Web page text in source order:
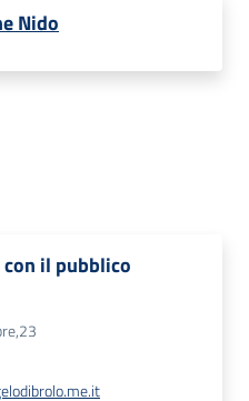
Nido
il pubblico